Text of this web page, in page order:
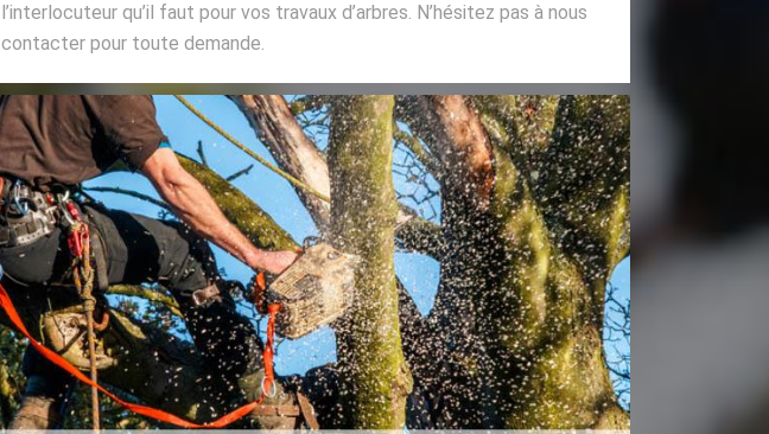
l’interlocuteur qu’il faut pour vos travaux d’arbres. N’hésitez pas à nous
contacter pour toute demande.